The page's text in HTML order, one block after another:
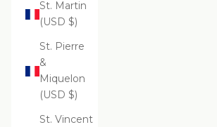
St. Martin
(USD $)
St. Pierre
&
Miquelon
(USD $)
St. Vincent